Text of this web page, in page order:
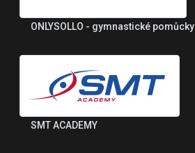
ONLYSOLLO - gymnastické pomůcky
SMT ACADEMY